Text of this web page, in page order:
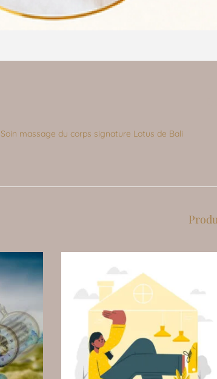
Soin massage du corps signature Lotus de Bali